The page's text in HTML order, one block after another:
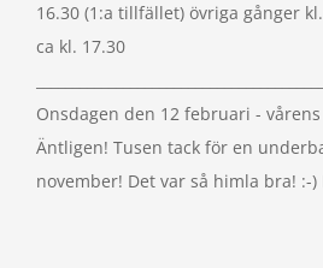
16.30 (1:a tillfället) övriga gånger
ca kl. 17.30
Onsdagen den 12 februari -
Äntligen! Tusen tack för en
november! Det var så himla bra! :-